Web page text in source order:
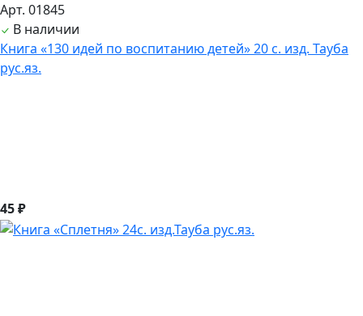
Арт. 01845
В наличии
Книга «130 идей по воспитанию детей» 20 с. изд. Тауба
рус.яз.
45 ₽